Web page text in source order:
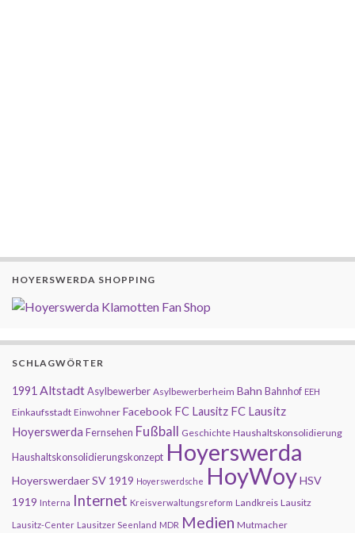
HOYERSWERDA SHOPPING
SCHLAGWÖRTER
1991 AltstadtAsylbewerber Asylbewerberheim Bahn Bahnhof EEH
Einkaufsstadt Einwohner Facebook FC Lausitz FC Lausitz
Hoyerswerda Fernsehen Fußball Geschichte Haushaltskonsolidierung
Haushaltskonsolidierungskonzept Hoyerswerda
Hoyerswerdaer SV 1919 Hoyerswerdsche HoyWoyHSV
1919 Interna Internet Kreisverwaltungsreform Landkreis Lausitz
Lausitz-Center Lausitzer Seenland MDR Medien Mutmacher